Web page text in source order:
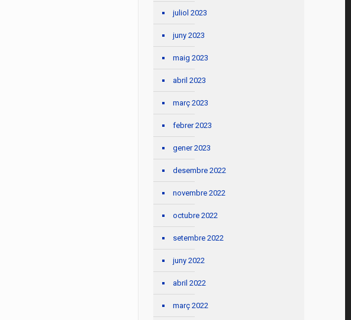
juliol 2023
juny 2023
maig 2023
abril 2023
març 2023
febrer 2023
gener 2023
desembre 2022
novembre 2022
octubre 2022
setembre 2022
juny 2022
abril 2022
març 2022